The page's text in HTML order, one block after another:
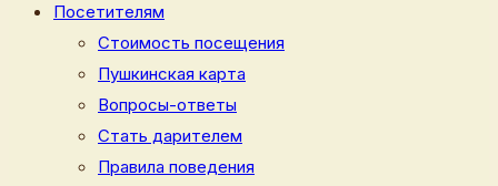
Посетителям
Стоимость посещения
Пушкинская карта
Вопросы-ответы
Стать дарителем
Правила поведения